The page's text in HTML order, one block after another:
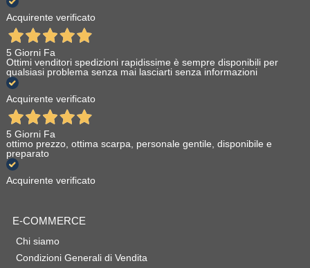
Acquirente verificato
5 Giorni Fa
Ottimi venditori spedizioni rapidissime è sempre disponibili per
qualsiasi problema senza mai lasciarti senza informazioni
Acquirente verificato
5 Giorni Fa
ottimo prezzo, ottima scarpa, personale gentile, disponibile e
preparato
Acquirente verificato
E-COMMERCE
Chi siamo
Condizioni Generali di Vendita